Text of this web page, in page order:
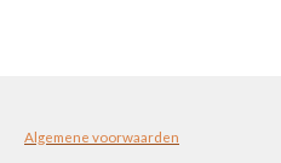
Algemene voorwaarden